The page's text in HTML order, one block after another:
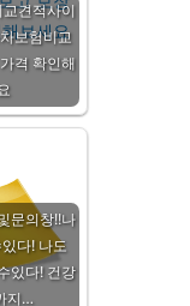
견적사이
보험비교
격 확인해
문의창!!나
다! 나도
있다! 건강
지…